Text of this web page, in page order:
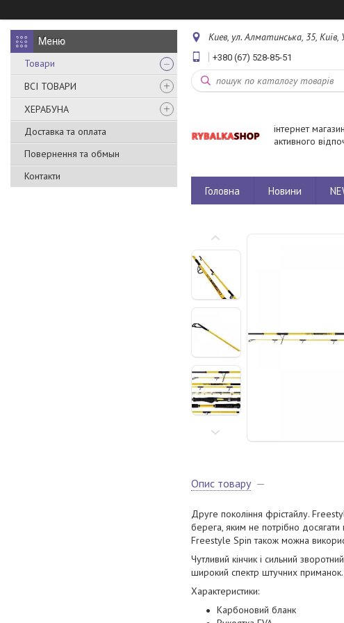
Товари
ВСІ ТОВАРИ
ХЕРАБУНА
Доставка та оплата
Повернення та обмын
Контакти
Киев, ул. Алматинська, 35, Київ,
+380 (67) 528-85-51
інтернет
активного
Головна Новини
Опис товару
Друге покоління фрістайлу.
берега, яким не потрібно
Freestyle Spin також можна
Чутливий кінчик і сильний
широкий спектр штучних приманок.
Характеристики:
Карбоновий бланк